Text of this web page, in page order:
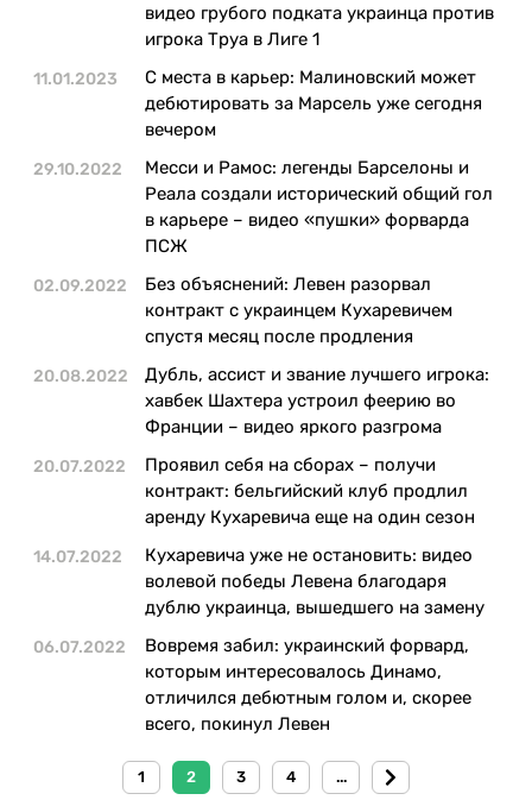
видео грубого подката украинца против
игрока Труа в Лиге 1
11.01.2023
С места в карьер: Малиновский может
дебютировать за Марсель уже сегодня
вечером
29.10.2022
Месси и Рамос: легенды Барселоны и
Реала создали исторический общий гол
в карьере – видео «пушки» форварда
ПСЖ
02.09.2022
Без объяснений: Левен разорвал
контракт с украинцем Кухаревичем
спустя месяц после продления
20.08.2022
Дубль, ассист и звание лучшего игрока:
хавбек Шахтера устроил феерию во
Франции – видео яркого разгрома
20.07.2022
Проявил себя на сборах – получи
контракт: бельгийский клуб продлил
аренду Кухаревича еще на один сезон
14.07.2022
Кухаревича уже не остановить: видео
волевой победы Левена благодаря
дублю украинца, вышедшего на замену
06.07.2022
Вовремя забил: украинский форвард,
которым интересовалось Динамо,
отличился дебютным голом и, скорее
всего, покинул Левен
1 2 3 4 ...